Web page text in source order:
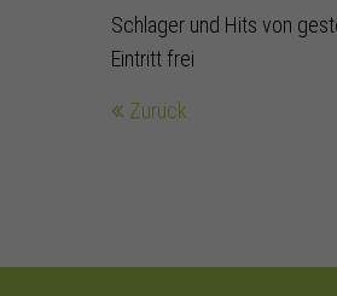
Schlager und Hits von
Eintritt frei
Zurück